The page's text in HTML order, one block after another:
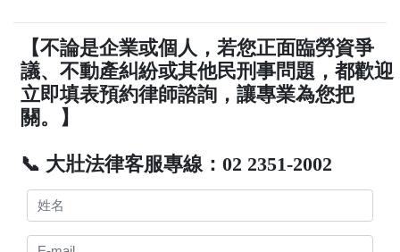
【不論是企業或個人，若您正面臨勞資爭
議、不動產糾紛或其他民刑事問題，都歡迎
立即填表預約律師諮詢，讓專業為您把
關。】
📞 大壯法律客服專線：02 2351-2002